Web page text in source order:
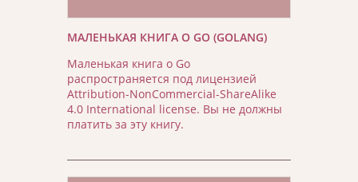
МАЛЕНЬКАЯ КНИГА О GO (GOLANG)
Маленькая книга о Go
распространяется под лицензией
Attribution-NonCommercial-ShareAlike
4.0 International license. Вы не должны
платить за эту книгу.